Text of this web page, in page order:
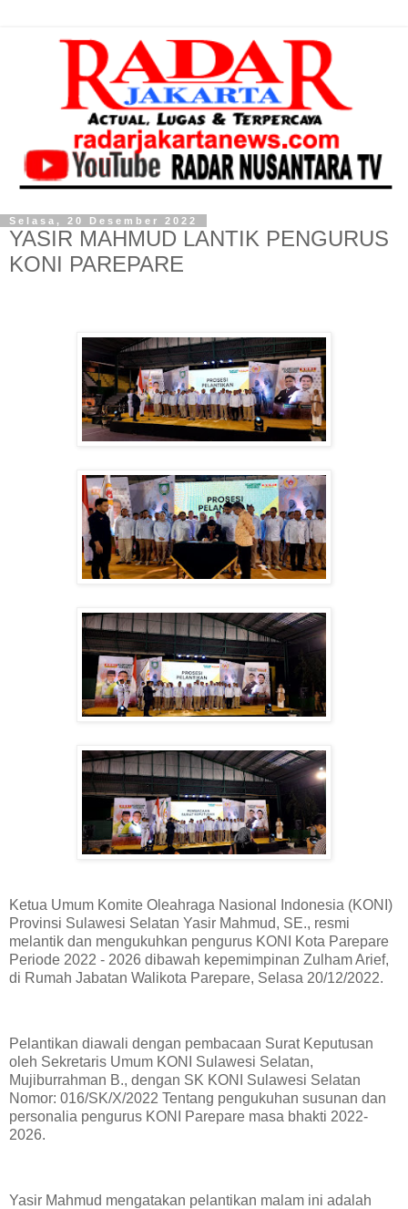
Selasa, 20 Desember 2022
YASIR MAHMUD LANTIK PENGURUS
KONI PAREPARE
Ketua Umum Komite Oleahraga Nasional Indonesia (KONI)
Provinsi Sulawesi Selatan Yasir Mahmud, SE., resmi
melantik dan mengukuhkan pengurus KONI Kota Parepare
Periode 2022 - 2026 dibawah kepemimpinan Zulham Arief,
di Rumah Jabatan Walikota Parepare, Selasa 20/12/2022.
Pelantikan diawali dengan pembacaan Surat Keputusan
oleh Sekretaris Umum KONI Sulawesi Selatan,
Mujiburrahman B., dengan SK KONI Sulawesi Selatan
Nomor: 016/SK/X/2022 Tentang pengukuhan susunan dan
personalia pengurus KONI Parepare masa bhakti 2022-
2026.
Yasir Mahmud mengatakan pelantikan malam ini adalah